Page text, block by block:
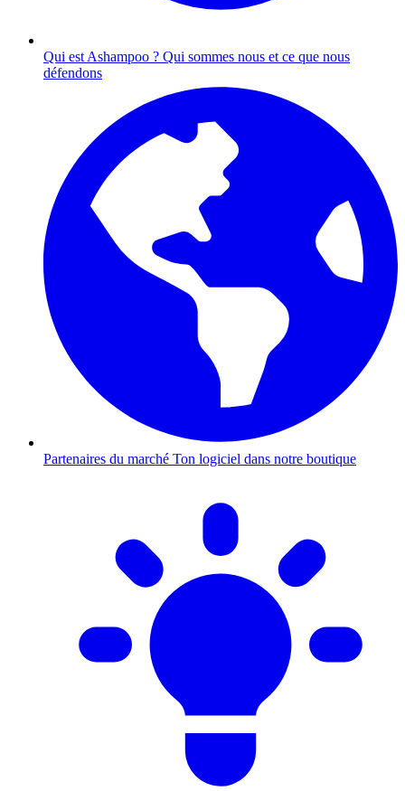
Qui est Ashampoo ? Qui sommes nous et ce que nous
défendons
Partenaires du marché Ton logiciel dans notre boutique